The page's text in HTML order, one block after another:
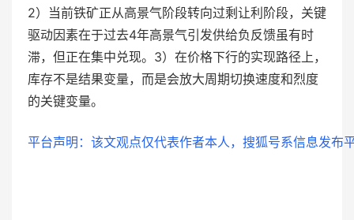
2）当前铁矿正从高景气阶段转向过剩让利阶段，关键
驱动因素在于过去4年高景气引发供给负反馈虽有时
滞，但正在集中兑现。3）在价格下行的实现路径上，
库存不是结果变量，而是会放大周期切换速度和烈度
的关键变量。
平台声明：该文观点仅代表作者本人，搜狐号系信息发布